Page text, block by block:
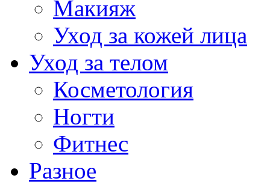
Макияж
Уход за кожей лица
Уход за телом
Косметология
Ногти
Фитнес
Разное